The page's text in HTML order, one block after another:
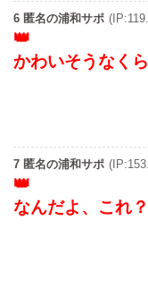
6 匿名の浦和サポ
かわいそうなく
7 匿名の浦和サポ
なんだよ、これ